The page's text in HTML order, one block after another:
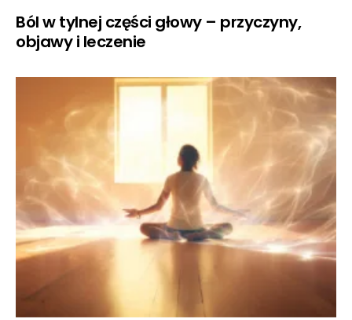
Ból w tylnej części głowy – przyczyny,
objawy i leczenie